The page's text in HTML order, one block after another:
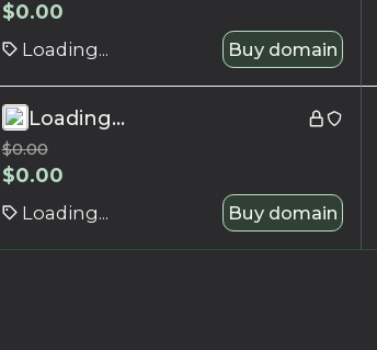
$0.00
Loading... Buy domain
Loading...
$0.00
$0.00
Loading... Buy domain